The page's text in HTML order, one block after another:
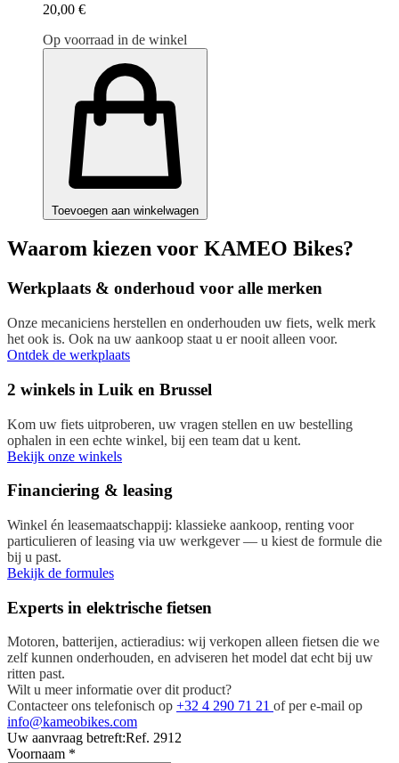
20,00 €
Op voorraad in de winkel
Toevoegen aan winkelwagen
Waarom kiezen voor KAMEO Bikes?
Werkplaats & onderhoud voor alle merken
Onze mecaniciens herstellen en onderhouden uw fiets, welk merk
het ook is. Ook na uw aankoop staat u er nooit alleen voor.
Ontdek de werkplaats
2 winkels in Luik en Brussel
Kom uw fiets uitproberen, uw vragen stellen en uw bestelling
ophalen in een echte winkel, bij een team dat u kent.
Bekijk onze winkels
Financiering & leasing
Winkel én leasemaatschappij: klassieke aankoop, renting voor
particulieren of leasing via uw werkgever — u kiest de formule die
bij u past.
Bekijk de formules
Experts in elektrische fietsen
Motoren, batterijen, actieradius: wij verkopen alleen fietsen die we
zelf kunnen onderhouden, en adviseren het model dat echt bij uw
ritten past.
Wilt u meer informatie over dit product?
Contacteer ons telefonisch op +32 4 290 71 21 of per e-mail op
info@kameobikes.com
Uw aanvraag betreft:Ref. 2912
Voornaam *